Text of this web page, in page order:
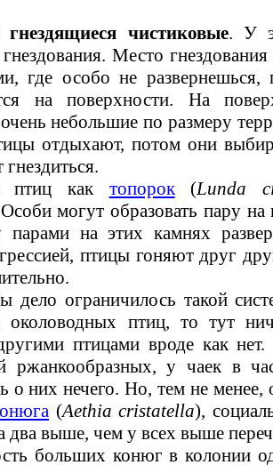
чистиковые. У
Место
где особо не развернешься,
на поверхности. На
небольшие по размеру
отдыхают, потом они
птиц как топорок(Lunda
могут образовать пару
на этих камнях
птицы гоняют друг
дело ограничилось такой
околоводных птиц, то тут
птицами вроде как
ржанкообразных, у чаек в
о них нечего. Но, тем не
(Aethia cristatella),
два выше, чем у всех выше
больших конюг в колонии